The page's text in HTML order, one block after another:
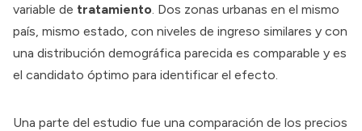
variable de tratamiento. Dos zonas urbanas en el mismo
país, mismo estado, con niveles de ingreso similares y con
una distribución demográfica parecida es comparable y es
el candidato óptimo para identificar el efecto.
Una parte del estudio fue una comparación de los precios